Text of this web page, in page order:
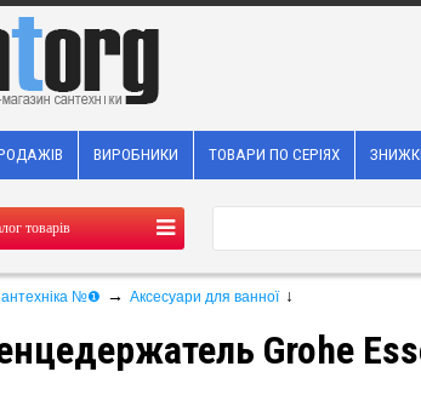
ВИРОБНИКИ ТОВАРИ ПО СЕРІЯХ
товарів
№❶ → Аксесуари для ванної ↓
Grohe